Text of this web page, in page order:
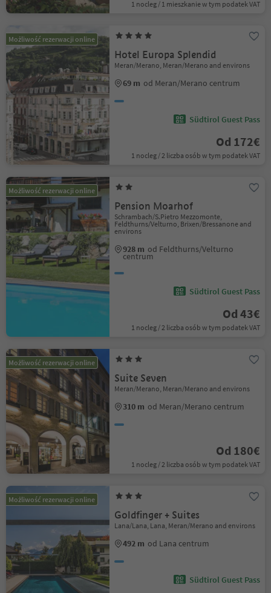
1 nocleg / 1 mieszkanie w tym podatek VAT
Możliwość rezerwacji online
Hotel Europa Splendid
Meran/Merano, Meran/Merano and environs
69 m od Meran/Merano centrum
Südtirol Guest Pass
Od 172€
1 nocleg / 2 liczba osób w tym podatek VAT
Możliwość rezerwacji online
Pension Moarhof
Schrambach/S.Pietro Mezzomonte,
Feldthurns/Velturno, Brixen/Bressanone and
environs
928 m od Feldthurns/Velturno
centrum
Südtirol Guest Pass
Od 43€
1 nocleg / 2 liczba osób w tym podatek VAT
Możliwość rezerwacji online
Suite Seven
Meran/Merano, Meran/Merano and environs
310 m od Meran/Merano centrum
Od 180€
1 nocleg / 2 liczba osób w tym podatek VAT
Możliwość rezerwacji online
Goldfinger + Suites
Lana/Lana, Lana, Meran/Merano and environs
492 m od Lana centrum
Südtirol Guest Pass